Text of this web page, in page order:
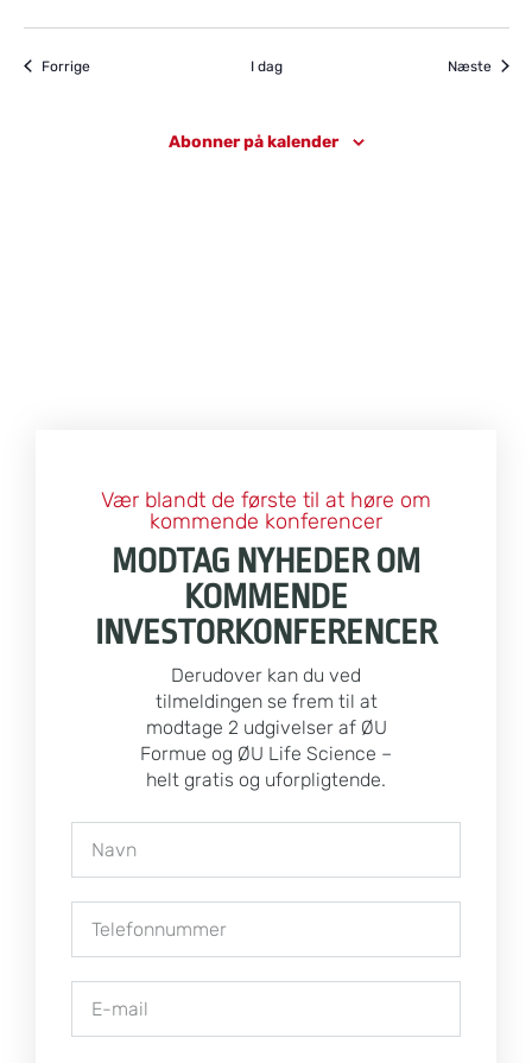
ForrigeBegivenheder I dag Næste
Abonner på kalender
Vær blandt de første til at høre om
kommende konferencer
MODTAG NYHEDER OM
KOMMENDE
INVESTORKONFERENCER
Derudover kan du ved
tilmeldingen se frem til at
modtage 2 udgivelser af ØU
Formue og ØU Life Science –
helt gratis og uforpligtende.